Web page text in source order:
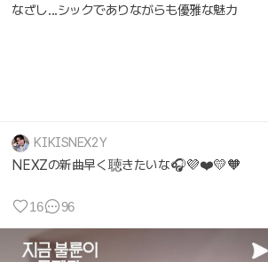
なざし...シックでありながらも優雅な魅力
KIKISNEX2Y
NEXZの新曲早く聴きたいな🎧💜❤️💛🧡
16 96